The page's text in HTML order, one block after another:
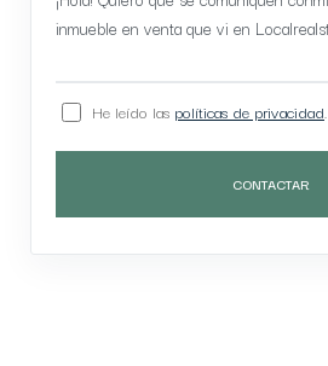
He leído las políticas de privacidad.
CONTACTAR